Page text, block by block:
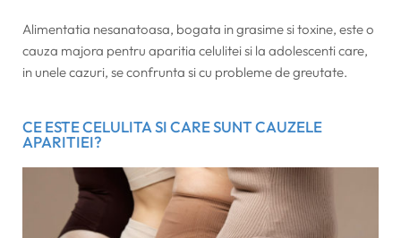
Alimentatia nesanatoasa, bogata in grasime si toxine, este o
cauza majora pentru aparitia celulitei si la adolescenti care,
in unele cazuri, se confrunta si cu probleme de greutate.
CE ESTE CELULITA SI CARE SUNT CAUZELE
APARITIEI?